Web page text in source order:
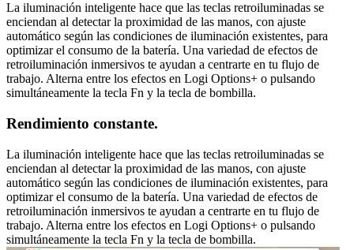
La iluminación inteligente hace que las teclas retroiluminadas se
enciendan al detectar la proximidad de las manos, con ajuste
automático según las condiciones de iluminación existentes, para
optimizar el consumo de la batería. Una variedad de efectos de
retroiluminación inmersivos te ayudan a centrarte en tu flujo de
trabajo. Alterna entre los efectos en Logi Options+ o pulsando
simultáneamente la tecla Fn y la tecla de bombilla.
Rendimiento constante.
La iluminación inteligente hace que las teclas retroiluminadas se
enciendan al detectar la proximidad de las manos, con ajuste
automático según las condiciones de iluminación existentes, para
optimizar el consumo de la batería. Una variedad de efectos de
retroiluminación inmersivos te ayudan a centrarte en tu flujo de
trabajo. Alterna entre los efectos en Logi Options+ o pulsando
simultáneamente la tecla Fn y la tecla de bombilla.